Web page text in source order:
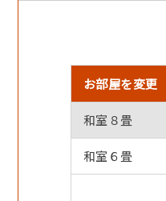
■コロナウイルス対
当館では新型コロ
■周辺観光■
天橋立まで車40分
お部屋を変更
和室８畳
和室６畳